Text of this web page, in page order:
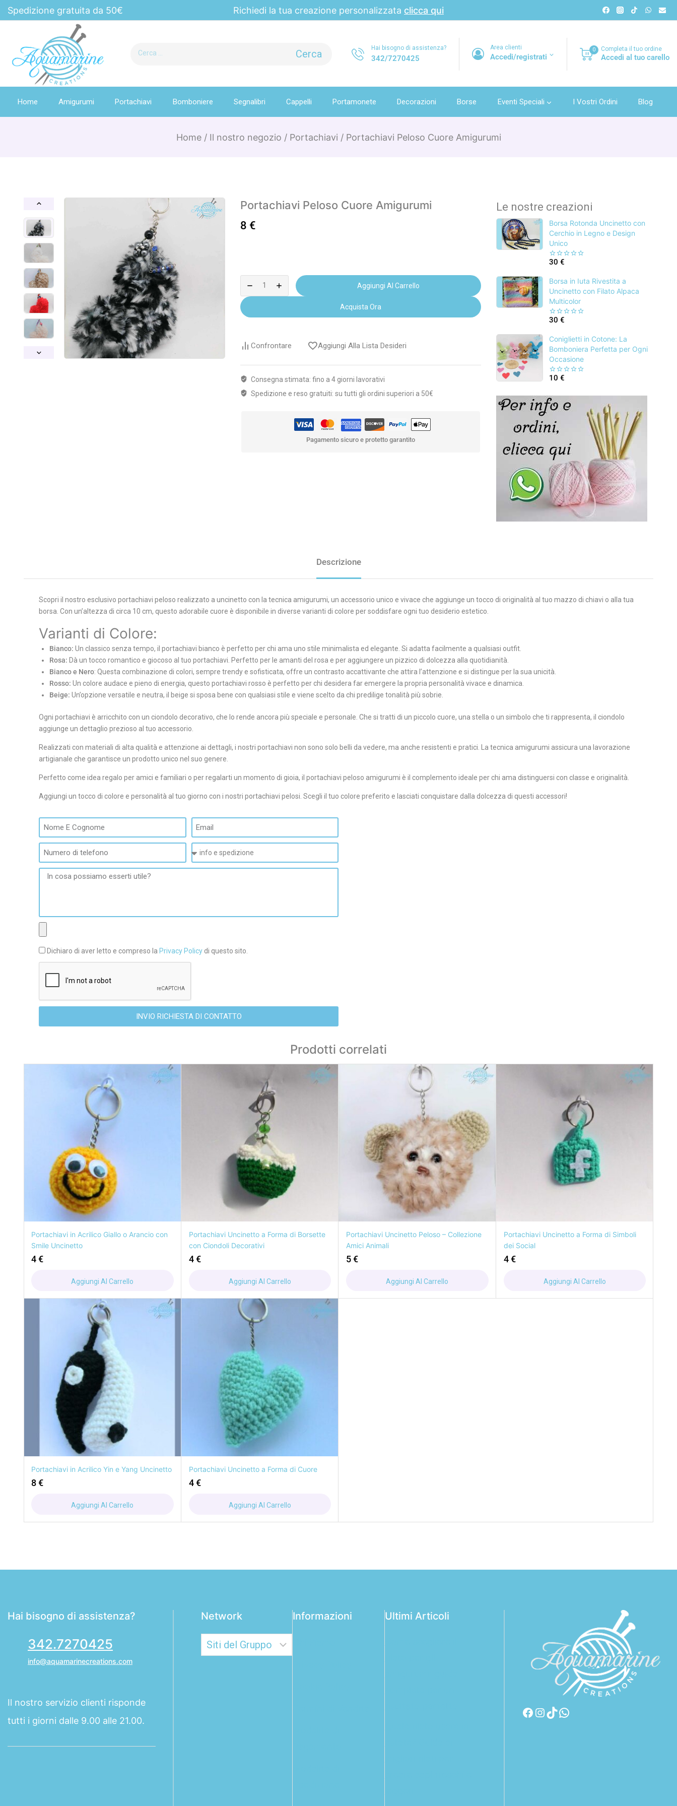
Spedizione gratuita da 50€ Richiedi la tua creazione personalizzata clicca qui
Hai bisogno di assistenza?
342/7270425
Area clienti
Accedi/registrati
0 Completa il tuo ordine
Accedi al tuo carello
Home Amigurumi Portachiavi Bomboniere Segnalibri Cappelli Portamonete Decorazioni Borse Eventi Speciali I Vostri Ordini Blog
Home / Il nostro negozio / Portachiavi / Portachiavi Peloso Cuore Amigurumi
Le nostre creazioni
Borsa Rotonda Uncinetto con
Cerchio in Legno e Design
Unico
0
of
5
30€
Borsa in Iuta Rivestita a
Uncinetto con Filato Alpaca
Multicolor
0
of
5
30€
Coniglietti in Cotone: La
Bomboniera Perfetta per Ogni
Occasione
0
5
10€
Portachiavi Peloso Cuore Amigurumi
8 €
Aggiungi Al Carrello
Acquista Ora
Confrontare Aggiungi Alla Lista Desideri
Consegna stimata: fino a 4 giorni lavorativi
Spedizione e reso gratuiti: su tutti gli ordini superiori a 50€
Pagamento sicuro e protetto garantito
Descrizione
Scopri il nostro esclusivo portachiavi peloso realizzato a uncinetto con la tecnica amigurumi, un accessorio unico e vivace che aggiunge un tocco di originalità al tuo mazzo di chiavi o alla tua
borsa. Con un’altezza di circa 10 cm, questo adorabile cuore è disponibile in diverse varianti di colore per soddisfare ogni tuo desiderio estetico.
Varianti di Colore:
Bianco: Un classico senza tempo, il portachiavi bianco è perfetto per chi ama uno stile minimalista ed elegante. Si adatta facilmente a qualsiasi outfit.
Rosa: Dà un tocco romantico e giocoso al tuo portachiavi. Perfetto per le amanti del rosa e per aggiungere un pizzico di dolcezza alla quotidianità.
Bianco e Nero: Questa combinazione di colori, sempre trendy e sofisticata, offre un contrasto accattivante che attira l’attenzione e si distingue per la sua unicità.
Rosso: Un colore audace e pieno di energia, questo portachiavi rosso è perfetto per chi desidera far emergere la propria personalità vivace e dinamica.
Beige: Un’opzione versatile e neutra, il beige si sposa bene con qualsiasi stile e viene scelto da chi predilige tonalità più sobrie.
Ogni portachiavi è arricchito con un ciondolo decorativo, che lo rende ancora più speciale e personale. Che si tratti di un piccolo cuore, una stella o un simbolo che ti rappresenta, il ciondolo
aggiunge un dettaglio prezioso al tuo accessorio.
Realizzati con materiali di alta qualità e attenzione ai dettagli, i nostri portachiavi non sono solo belli da vedere, ma anche resistenti e pratici. La tecnica amigurumi assicura una lavorazione
artigianale che garantisce un prodotto unico nel suo genere.
Perfetto come idea regalo per amici e familiari o per regalarti un momento di gioia, il portachiavi peloso amigurumi è il complemento ideale per chi ama distinguersi con classe e originalità.
Aggiungi un tocco di colore e personalità al tuo giorno con i nostri portachiavi pelosi. Scegli il tuo colore preferito e lasciati conquistare dalla dolcezza di questi accessori!
Dichiaro di aver letto e compreso la Privacy Policy di questo sito.
INVIO RICHIESTA DI CONTATTO
Prodotti correlati
Portachiavi in Acrilico Giallo o Arancio con
Smile Uncinetto
4€
Aggiungi Al Carrello
Portachiavi Uncinetto a Forma di Borsette
con Ciondoli Decorativi
4€
Aggiungi Al Carrello
Portachiavi Uncinetto Peloso – Collezione
Amici Animali
5€
Aggiungi Al Carrello
Portachiavi Uncinetto a Forma di Simboli
dei Social
4€
Aggiungi Al Carrello
Portachiavi in Acrilico Yin e Yang Uncinetto
8€
Aggiungi Al Carrello
Portachiavi Uncinetto a Forma di Cuore
4€
Aggiungi Al Carrello
Hai bisogno di assistenza?
342.7270425
info@aquamarinecreations.com
Il nostro servizio clienti risponde
tutti i giorni dalle 9.00 alle 21.00.
Network Informazioni Ultimi Articoli